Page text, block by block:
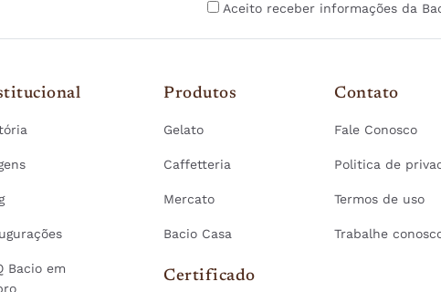
Aceito receber informações da
Bacio em
Produtos
Gelato
Caffetteria
Mercato
Bacio Casa
Certificado
Contato
Fale Conosco
Politica de
Termos de uso
Trabalhe